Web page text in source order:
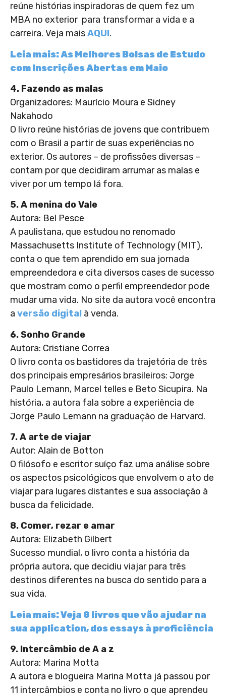
reúne histórias inspiradoras de quem fez um
MBA no exterior para transformar a vida e a
carreira. Veja maisAQUI.
Leia mais: As Melhores Bolsas de Estudo
com Inscrições Abertas em Maio
4. Fazendo as malas
Organizadores: Maurício Moura e Sidney
Nakahodo
O livro reúne histórias de jovens que contribuem
com o Brasil a partir de suas experiências no
exterior. Os autores – de profissões diversas –
contam por que decidiram arrumar as malas e
viver por um tempo lá fora.
5. A menina do Vale
Autora: Bel Pesce
A paulistana, que estudou no renomado
Massachusetts Institute of Technology (MIT),
conta o que tem aprendido em sua jornada
empreendedora e cita diversos cases de sucesso
que mostram como o perfil empreendedor pode
mudar uma vida. No site da autora você encontra
a versão digital à venda.
6. Sonho Grande
Autora: Cristiane Correa
O livro conta os bastidores da trajetória de três
dos principais empresários brasileiros: Jorge
Paulo Lemann, Marcel telles e Beto Sicupira. Na
história, a autora fala sobre a experiência de
Jorge Paulo Lemann na graduação de Harvard.
7. A arte de viajar
Autor: Alain de Botton
O filósofo e escritor suíço faz uma análise sobre
os aspectos psicológicos que envolvem o ato de
viajar para lugares distantes e sua associação à
busca da felicidade.
8. Comer, rezar e amar
Autora: Elizabeth Gilbert
Sucesso mundial, o livro conta a história da
própria autora, que decidiu viajar para três
destinos diferentes na busca do sentido para a
sua vida.
Leia mais: Veja 8 livros que vão ajudar na
sua application, dos essays à proficiência
9. Intercâmbio de A a z
Autora: Marina Motta
A autora e blogueira Marina Motta já passou por
11 intercâmbios e conta no livro o que aprendeu